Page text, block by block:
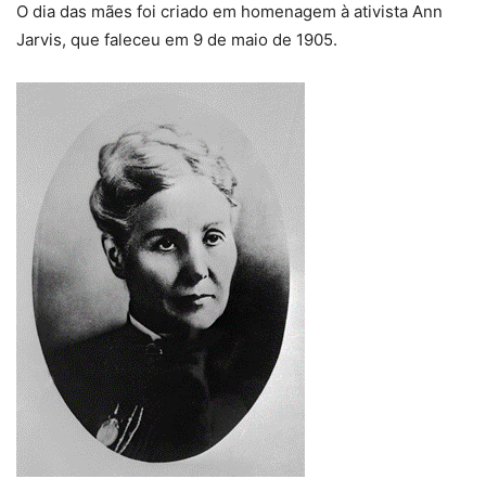
O dia das mães foi criado em homenagem à ativista Ann
Jarvis, que faleceu em 9 de maio de 1905.